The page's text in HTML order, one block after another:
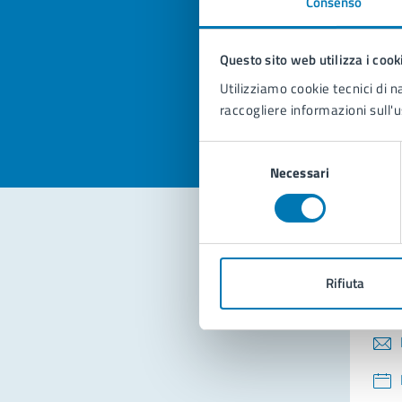
Questo sito web utilizza i
Utilizziamo cookie tecnici di
raccogliere informazioni
consenso
Necessari
Rifiuta